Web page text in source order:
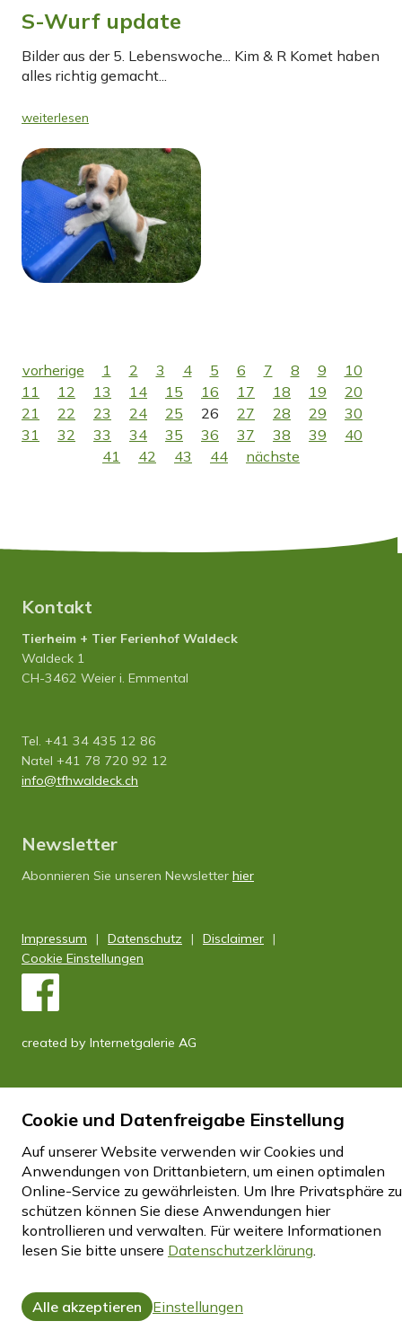
S-Wurf update
Bilder aus der 5. Lebenswoche... Kim & R Komet haben
alles richtig gemacht...
weiterlesen
vorherige 1 2 3 4 5 6 7 8 9
10
11
12 13 14 15 16 17 18 19
20
21
22 23 24 25 26 27 28 29
30
31
32 33 34 35 36 37 38 39
40
41
42 43 44 nächste
Kontakt
Tierheim + Tier Ferienhof Waldeck
Waldeck 1
CH-3462 Weier i. Emmental
Tel. +41 34 435 12 86
Natel +41 78 720 92 12
info
tfhwaldeck.ch
Newsletter
Abonnieren Sie unseren Newsletter hier
Impressum Datenschutz
Disclaimer
Cookie Einstellungen
created by Internetgalerie AG
Cookie und Datenfreigabe Einstellung
Auf unserer Website verwenden wir Cookies und
Anwendungen von Drittanbietern, um einen optimalen
Online-Service zu gewährleisten. Um Ihre Privatsphäre zu
schützen können Sie diese Anwendungen hier
kontrollieren und verwalten. Für weitere Informationen
lesen Sie bitte unsere Datenschutzerklärung.
Alle akzeptieren Einstellungen